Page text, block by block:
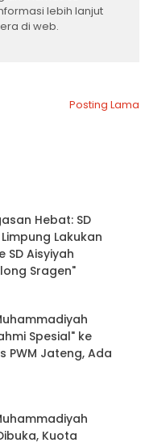
lebih lanjut
di web.
Posting Lama
Hebat: SD
Lakukan
SD Aisyiyah
Sragen"
Spesial" ke
PWM Jateng, Ada
Kuota